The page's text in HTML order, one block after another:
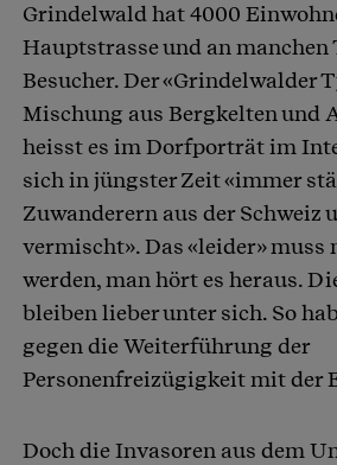
Grindelwald hat 4000
Hauptstrasse und an manchen
Besucher. Der «Grindelwalder
Mischung aus Bergkelten und
heisst es im Dorfporträt im
sich in jüngster Zeit «immer
Zuwanderern aus der Schweiz
vermischt». Das «leider» muss
werden, man hört es heraus.
bleiben lieber unter sich. So
gegen die Weiterführung der
Personenfreizügigkeit mit der
Doch die Invasoren aus dem